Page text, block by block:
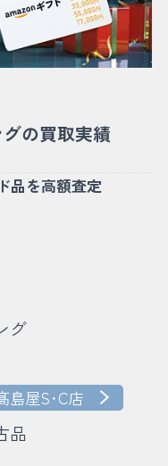
の買取実績
品を高額査定
グ
島屋S･C店
品